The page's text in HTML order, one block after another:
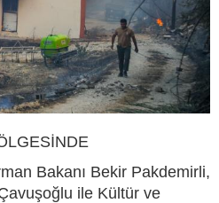
Bakanı Bekir Pakdemirli,
ile Kültür ve